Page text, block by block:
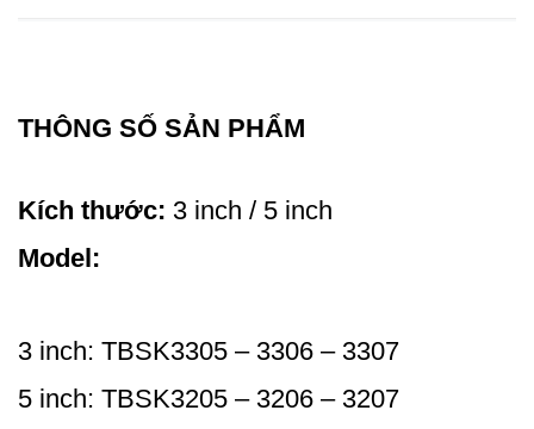
THÔNG SỐ SẢN PHẨM
Kích thước: 3 inch / 5 inch
Model:
3 inch: TBSK3305 – 3306 – 3307
5 inch: TBSK3205 – 3206 – 3207